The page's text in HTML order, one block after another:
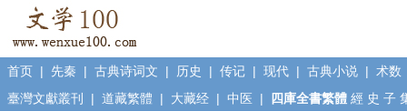
首页 | 先秦 | 古典诗词文 | 历史 | 传记 | 现代 | 古典小说 | 术数
臺灣文獻叢刊
| 道藏繁體 | 大藏经 | 中医 | 四庫全書繁體 經 史 子